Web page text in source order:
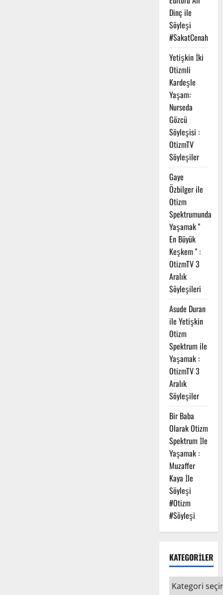
Dinç ile
Söyleşi
#SakatCenah
Yetişkin İki
Otizmli
Kardeşle
Yaşam:
Nurseda
Gözcü
Söyleşisi :
OtizmTV
Söyleşiler
Gaye
Özbilger ile
Otizm
Spektrumunda
Yaşamak ''
En Büyük
Keşkem '' :
OtizmTV 3
Aralık
Söyleşileri
Asude Duran
ile Yetişkin
Otizm
Spektrum ile
Yaşamak :
OtizmTV 3
Aralık
Söyleşiler
Bir Baba
Olarak Otizm
Spektrum İle
Yaşamak :
Muzaffer
Kaya İle
Söyleşi
#Otizm
#Söyleşi
KATEGORİLER